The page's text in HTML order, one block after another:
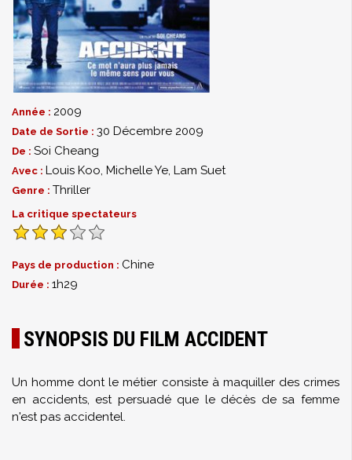
Année : 2009
Date de Sortie : 30 Décembre 2009
De : Soi Cheang
Avec : Louis Koo, Michelle Ye, Lam Suet
Genre : Thriller
La critique spectateurs
Pays de production : Chine
Durée : 1h29
SYNOPSIS DU FILM ACCIDENT
Un homme dont le métier consiste à maquiller des crimes
en accidents, est persuadé que le décès de sa femme
n'est pas accidentel.